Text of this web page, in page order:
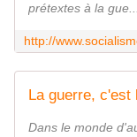
prétextes à la gue...
Dans le monde